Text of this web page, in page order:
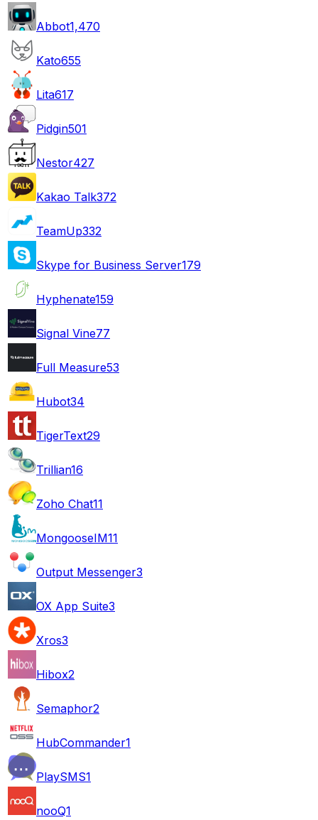
Abbot1,470
Kato655
Lita617
Pidgin501
Nestor427
Kakao Talk372
TeamUp332
Skype for Business Server179
Hyphenate159
Signal Vine77
Full Measure53
Hubot34
TigerText29
Trillian16
Zoho Chat11
MongooseIM11
Output Messenger3
OX App Suite3
Xros3
Hibox2
Semaphor2
HubCommander1
PlaySMS1
nooQ1